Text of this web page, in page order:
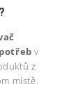
v
z
místě.